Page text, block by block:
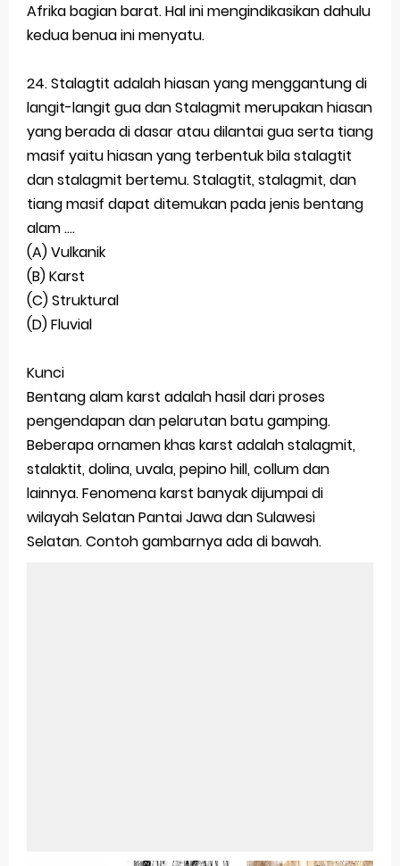
Afrika bagian barat. Hal ini mengindikasikan dahulu
kedua benua ini menyatu.
24. Stalagtit adalah hiasan yang menggantung di
langit-langit gua dan Stalagmit merupakan hiasan
yang berada di dasar atau dilantai gua serta tiang
masif yaitu hiasan yang terbentuk bila stalagtit
dan stalagmit bertemu. Stalagtit, stalagmit, dan
tiang masif dapat ditemukan pada jenis bentang
alam ....
(A) Vulkanik
(B) Karst
(C) Struktural
(D) Fluvial
Kunci
Bentang alam karst adalah hasil dari proses
pengendapan dan pelarutan batu gamping.
Beberapa ornamen khas karst adalah stalagmit,
stalaktit, dolina, uvala, pepino hill, collum dan
lainnya. Fenomena karst banyak dijumpai di
wilayah Selatan Pantai Jawa dan Sulawesi
Selatan. Contoh gambarnya ada di bawah.